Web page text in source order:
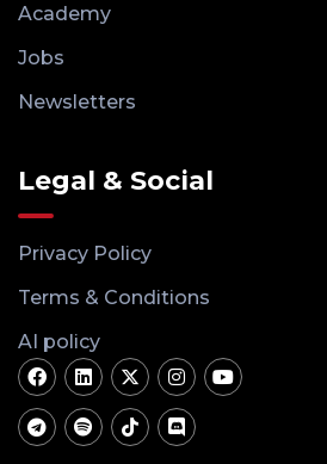
Academy
Jobs
Newsletters
Legal & Social
Privacy Policy
Terms & Conditions
AI policy